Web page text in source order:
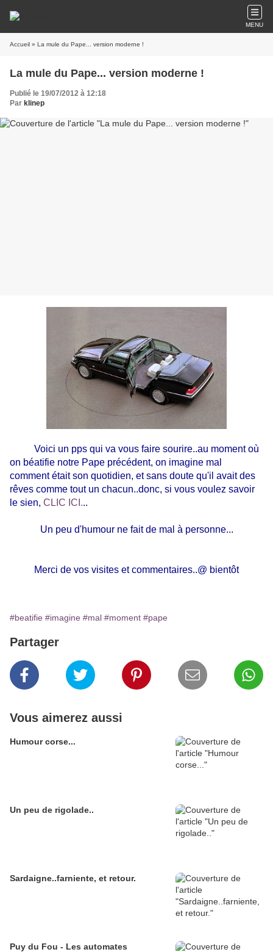
MENU
Accueil » La mule du Pape... version moderne !
La mule du Pape... version moderne !
Publié le 19/07/2012 à 12:18
Par klinep
Voici un pps qui va vous faire sourire..au moment où
on béatifie notre Pape précédent, on imagine mal
comment était son quotidien, et sans doute qu'il avait des
rêves comme tout un chacun..donc, si vous voulez savoir
le sien, CLIC ICI...
Un peu d'humour ne fait de mal à personne...
Merci de vos visites et commentaires..@ bientôt
#beatifie #imagine #mal #moment #pape
Partager
Vous aimerez aussi
Humour corse...
Un peu de rigolade..
Sardaigne..farniente, et retour.
Puy du Fou - Les automates